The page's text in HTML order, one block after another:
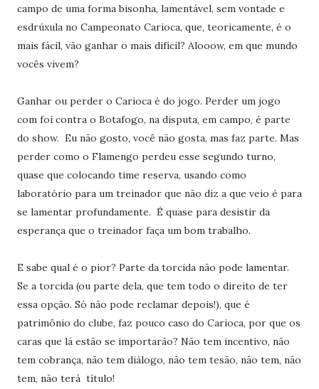
campo de uma forma bisonha, lamentável, sem vontade e
esdrúxula no Campeonato Carioca, que, teoricamente, é o
mais fácil, vão ganhar o mais difícil? Alooow, em que mundo
vocês vivem?
Ganhar ou perder o Carioca é do jogo. Perder um jogo
com foi contra o Botafogo, na disputa, em campo, é parte
do show. Eu não gosto, você não gosta, mas faz parte. Mas
perder como o Flamengo perdeu esse segundo turno,
quase que colocando time reserva, usando como
laboratório para um treinador que não diz a que veio é para
se lamentar profundamente. É quase para desistir da
esperança que o treinador faça um bom trabalho.
E sabe qual é o pior? Parte da torcida não pode lamentar.
Se a torcida (ou parte dela, que tem todo o direito de ter
essa opção. Só não pode reclamar depois!), que é
patrimônio do clube, faz pouco caso do Carioca, por que os
caras que lá estão se importarão? Não tem incentivo, não
tem cobrança, não tem diálogo, não tem tesão, não tem, não
tem, não terá título!